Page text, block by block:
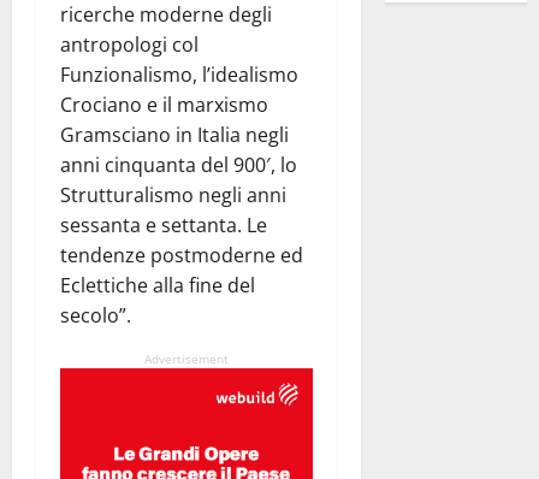
ricerche moderne degli
antropologi col
Funzionalismo, l’idealismo
Crociano e il marxismo
Gramsciano in Italia negli
anni cinquanta del 900′, lo
Strutturalismo negli anni
sessanta e settanta. Le
tendenze postmoderne ed
Eclettiche alla fine del
secolo”.
Advertisement